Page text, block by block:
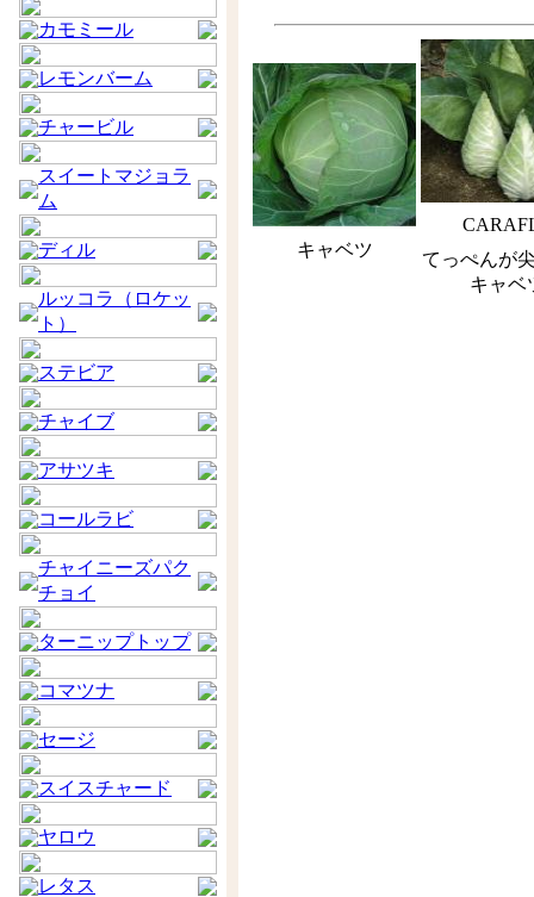
カモミール
レモンバーム
チャービル
スイートマジョラ
ム
ディル
ルッコラ（ロケッ
ト）
ステビア
チャイブ
アサツキ
コールラビ
チャイニーズパク
チョイ
ターニップトップ
コマツナ
セージ
スイスチャード
ヤロウ
レタス
キャベツ
てっぺんが
キャベ